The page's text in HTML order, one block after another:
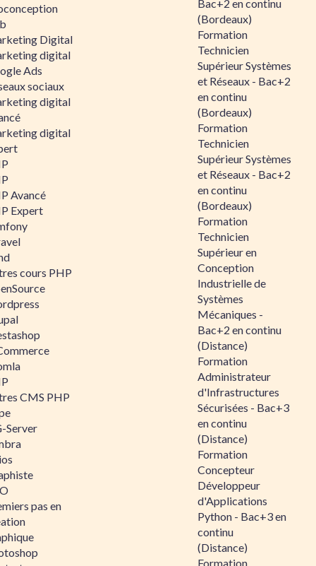
Digital
digital
Ads
sociaux
digital
digital
Avancé
Expert
cours PHP
CMS PHP
Server
pas en
Bac+2 en continu
(Bordeaux)
Formation
Technicien
Supérieur Systèmes
et Réseaux - Bac+2
en continu
(Bordeaux)
Formation
Technicien
Supérieur Systèmes
et Réseaux - Bac+2
en continu
(Bordeaux)
Formation
Technicien
Supérieur en
Conception
Industrielle de
Systèmes
Mécaniques -
Bac+2 en continu
(Distance)
Formation
Administrateur
d'Infrastructures
Sécurisées - Bac+3
en continu
(Distance)
Formation
Concepteur
Développeur
d'Applications
Python - Bac+3 en
continu
(Distance)
Formation